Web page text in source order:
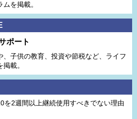
を掲載。
ポート
、子供の教育、投資や節税など、ライフ
載。
を2週間以上継続使用すべきでない理由